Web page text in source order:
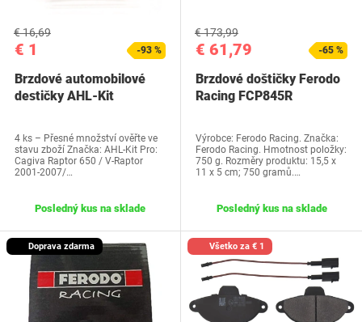
€ 1
€ 16,69
-93 %
Brzdové automobilové
destičky AHL-Kit
4 ks – Přesné množství ověřte ve
stavu zboží Značka: AHL-Kit Pro:
Cagiva Raptor 650 / V-Raptor
2001-2007/…
Posledný kus na sklade
€ 61,79
€ 173,99
-65 %
Brzdové doštičky Ferodo
Racing FCP845R
Výrobce: Ferodo Racing. Značka:
Ferodo Racing. Hmotnost položky:
750 g. Rozměry produktu: 15,5 x
11 x 5 cm; 750 gramů.…
Posledný kus na sklade
Doprava zdarma Všetko za € 1